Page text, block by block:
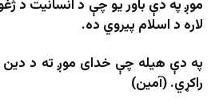
موږ په دې باور یو چې د انسانیت د
لاره د اسلام پیروي ده.
په دې هیله چې خدای موږ ته د
راکړي. (آمین)